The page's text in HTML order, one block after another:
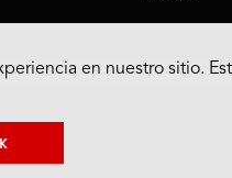
en nuestro sitio.